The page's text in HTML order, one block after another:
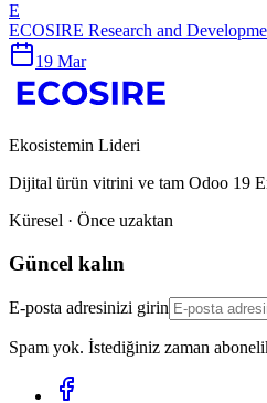
E
ECOSIRE Research and
19 Mar
Ekosistemin Lideri
Dijital ürün vitrini ve tam Odoo 19
Küresel · Önce uzaktan
Güncel kalın
E-posta adresinizi girin
Spam yok. İstediğiniz zaman